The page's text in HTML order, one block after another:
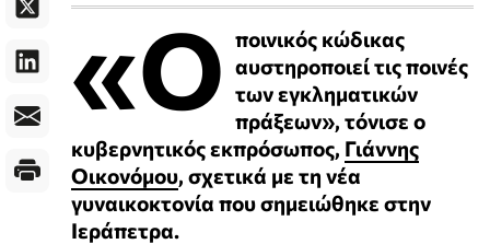
«Ο ποινικός κώδικας
αυστηροποιεί τις ποινές
των εγκληματικών
πράξεων», τόνισε ο
κυβερνητικός εκπρόσωπος, Γιάννης
Οικονόμου, σχετικά με τη νέα
γυναικοκτονία που σημειώθηκε στην
Ιεράπετρα.